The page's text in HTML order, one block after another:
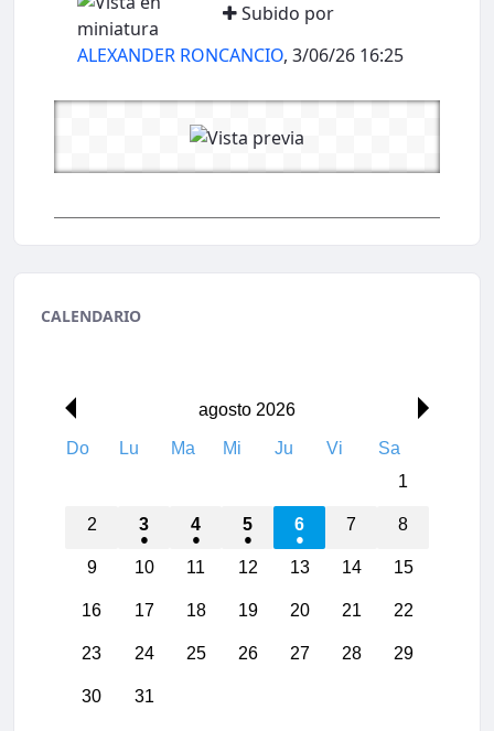
Subido por
ALEXANDER RONCANCIO, 3/06/26 16:25
CALENDARIO
agosto 2026
Do Lu Ma Mi Ju Vi
Sa
1
2 3 4 5 6 7 8
9 10 11 12 13 14 15
16 17 18 19 20 21 22
23 24 25 26 27 28 29
30 31
01:00
02:00